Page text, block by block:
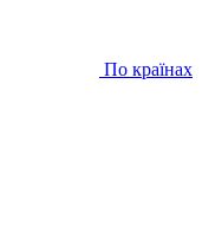
По країнах